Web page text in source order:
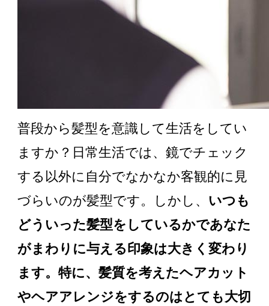
普段から髪型を意識して生活をしてい
ますか？日常生活では、鏡でチェック
する以外に自分でなかなか客観的に見
づらいのが髪型です。しかし、 いつも
どういった髪型をしているかであなた
がまわりに与える印象は大きく変わり
ます。特に、髪質を考えたヘアカット
やヘアアレンジをするのはとても大切